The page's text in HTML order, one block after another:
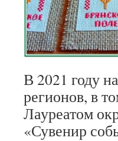
В 2021 году
регионов, в
Лауреатом
«Сувенир